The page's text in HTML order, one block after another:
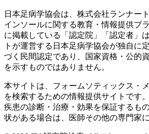
日本足病学協会は、株式会社ランナー
インソールに関する教育・情報提供ブ
に掲載している「認定院」「認定者」
トが運営する日本足病学協会が独自に
づく民間認定であり、国家資格・公的
を示すものではありません。
本サイトは、フォームソティックス・
を検索するための情報提供サイトです
疾患の診断・治療・効果を保証するも
状がある場合は、医師その他の専門家